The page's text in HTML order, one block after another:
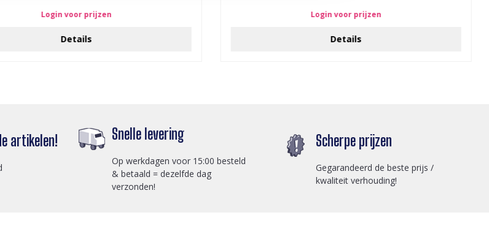
Login voor prijzen
Details
Login voor prijzen
Details
artikelen! Snelle levering
Op werkdagen voor 15:00 besteld
& betaald = dezelfde dag
verzonden!
Scherpe prijzen
Gegarandeerd de beste prijs /
kwaliteit verhouding!